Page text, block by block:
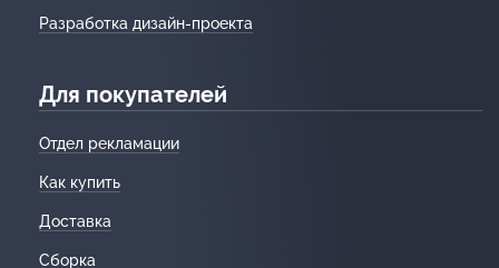
Разработка дизайн-проекта
Для покупателей
Отдел рекламации
Как купить
Доставка
Сборка